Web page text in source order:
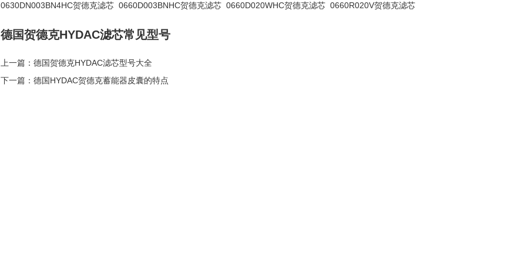
0630DN003BN4HC贺德克滤芯 0660D003BNHC贺德克滤芯 0660D020WHC贺德克滤芯 0660R020V贺德克滤芯
德国贺德克HYDAC滤芯常见型号
上一篇： 德国贺德克HYDAC滤芯型号大全
下一篇： 德国HYDAC贺德克蓄能器皮囊的特点